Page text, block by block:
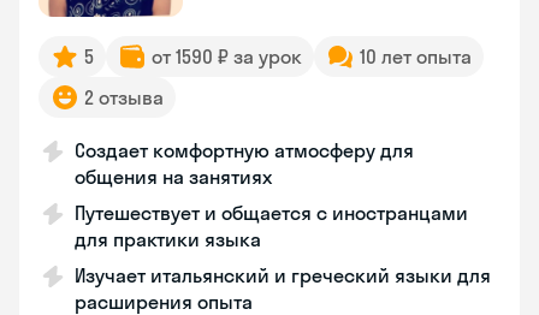
5 от 1590 ₽ за урок
10 лет опыта
2 отзыва
Создает комфортную атмосферу для
общения на занятиях
Путешествует и общается с иностранцами
для практики языка
Изучает итальянский и греческий языки для
расширения опыта